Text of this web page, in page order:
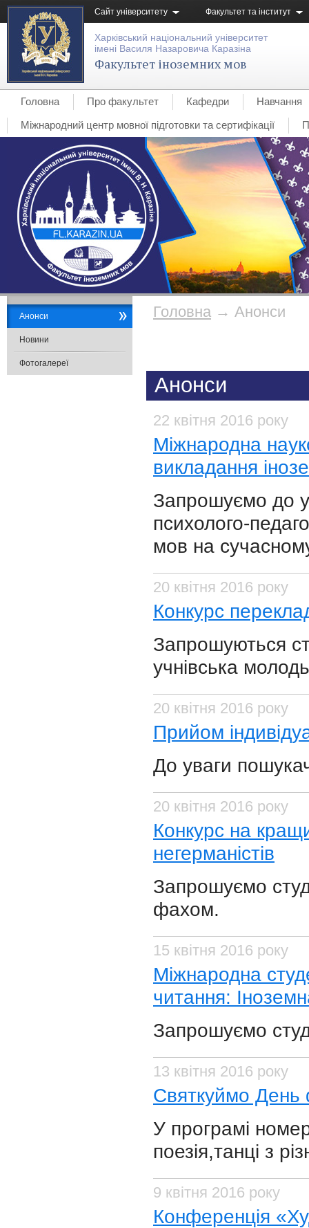
Сайт університету Факультет та інститут
Харківський національний університет
імені Василя Назаровича Каразіна
Факультет іноземних мов
Головна Про факультет Кафедри
Навчання
Міжнародний центр мовної підготовки та сертифікації
Головна → Анонси
Анонси
22 квітня 2016 року
Міжнародна
викладання
Запрошуємо до
психолого-
мов на
20 квітня 2016 року
Конкурс
Запрошуються
учнівська
20 квітня 2016 року
Прийом
До уваги
20 квітня 2016 року
Конкурс на
негерманістів
Запрошуємо
фахом.
15 квітня 2016 року
Міжнародна
читання:
Запрошуємо
13 квітня 2016 року
Святкуймо День
У програмі
поезія,танці з
9 квітня 2016 року
Конференція
Анонси
Новини
Фотогалереї